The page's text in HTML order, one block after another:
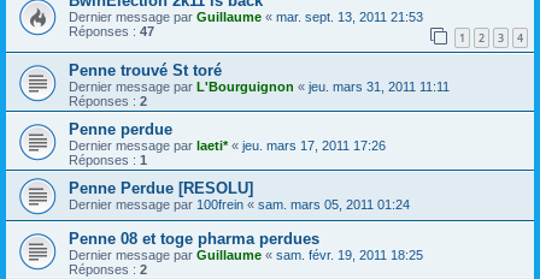
Dernier message par Guillaume « mar. sept. 13, 2011 21:53
Réponses : 47 1 2 3 4
Penne trouvé St toré
Dernier message par L'Bourguignon « jeu. mars 31, 2011 11:11
Réponses : 2
Penne perdue
Dernier message par laeti*« jeu. mars 17, 2011 17:26
Réponses : 1
Penne Perdue [RESOLU]
Dernier message par 100frein « sam. mars 05, 2011 01:24
Penne 08 et toge pharma perdues
Dernier message par Guillaume « sam. févr. 19, 2011 18:25
Réponses : 2